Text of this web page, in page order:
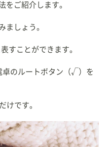
をご紹介します。
ましょう。
すことができます。
卓のルートボタン（√）を
けです。